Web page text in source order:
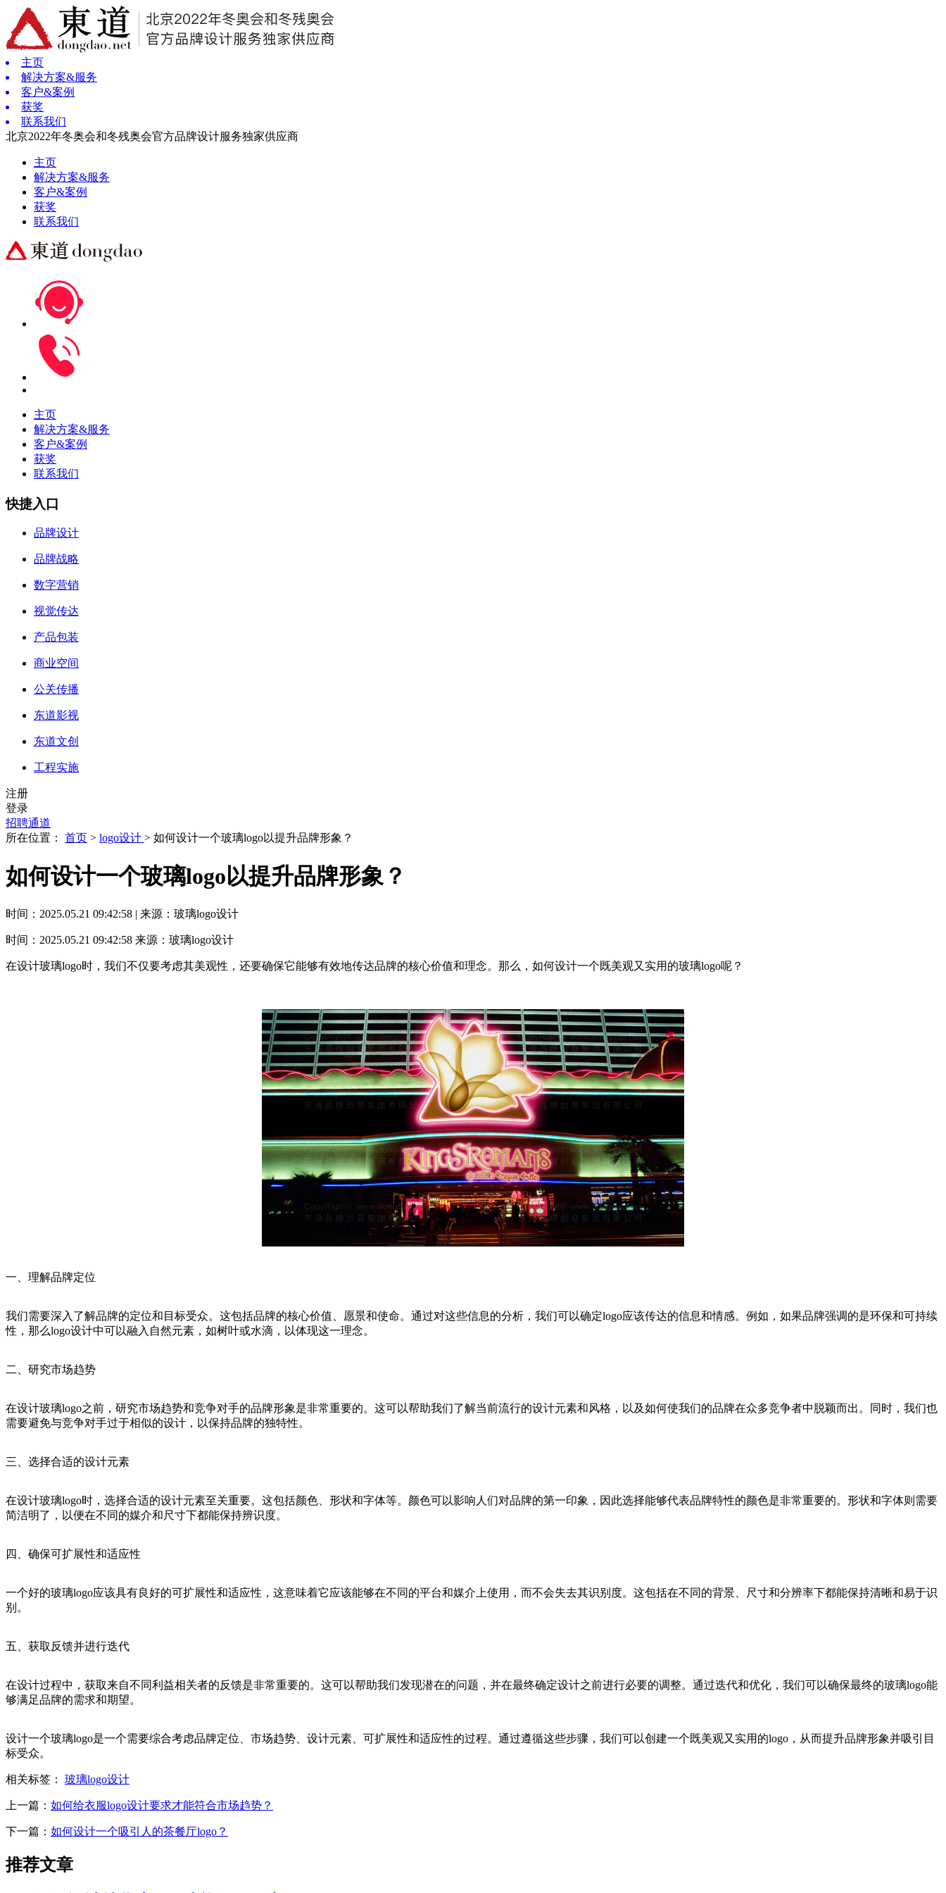
主页
解决方案&服务
客户&案例
获奖
联系我们
北京2022年冬奥会和冬残奥会官方品牌设计服务独家供应商
主页
解决方案&服务
客户&案例
获奖
联系我们
主页
解决方案&服务
客户&案例
获奖
联系我们
快捷入口
品牌设计
品牌战略
数字营销
视觉传达
产品包装
商业空间
公关传播
东道影视
东道文创
工程实施
注册
登录
招聘通道
所在位置： 首页 > logo设计 > 如何设计一个玻璃logo以提升品牌形象？
如何设计一个玻璃logo以提升品牌形象？
时间：2025.05.21 09:42:58 | 来源：玻璃logo设计
时间：2025.05.21 09:42:58 来源：玻璃logo设计
在设计玻璃logo时，我们不仅要考虑其美观性，还要确保它能够有效地传达品牌的核心价值和理念。那么，如何设计一个既美观又实用的玻璃logo呢？
一、理解品牌定位
我们需要深入了解品牌的定位和目标受众。这包括品牌的核心价值、愿景和使命。通过对这些信息的分析，我们可以确定logo应该传达的信息和情感。例如，如果品牌强调的是环保和可持续
性，那么logo设计中可以融入自然元素，如树叶或水滴，以体现这一理念。
二、研究市场趋势
在设计玻璃logo之前，研究市场趋势和竞争对手的品牌形象是非常重要的。这可以帮助我们了解当前流行的设计元素和风格，以及如何使我们的品牌在众多竞争者中脱颖而出。同时，我们也
需要避免与竞争对手过于相似的设计，以保持品牌的独特性。
三、选择合适的设计元素
在设计玻璃logo时，选择合适的设计元素至关重要。这包括颜色、形状和字体等。颜色可以影响人们对品牌的第一印象，因此选择能够代表品牌特性的颜色是非常重要的。形状和字体则需要
简洁明了，以便在不同的媒介和尺寸下都能保持辨识度。
四、确保可扩展性和适应性
一个好的玻璃logo应该具有良好的可扩展性和适应性，这意味着它应该能够在不同的平台和媒介上使用，而不会失去其识别度。这包括在不同的背景、尺寸和分辨率下都能保持清晰和易于识
别。
五、获取反馈并进行迭代
在设计过程中，获取来自不同利益相关者的反馈是非常重要的。这可以帮助我们发现潜在的问题，并在最终确定设计之前进行必要的调整。通过迭代和优化，我们可以确保最终的玻璃logo能
够满足品牌的需求和期望。
设计一个玻璃logo是一个需要综合考虑品牌定位、市场趋势、设计元素、可扩展性和适应性的过程。通过遵循这些步骤，我们可以创建一个既美观又实用的logo，从而提升品牌形象并吸引目
标受众。
相关标签： 玻璃logo设计
上一篇： 如何给衣服logo设计要求才能符合市场趋势？
下一篇： 如何设计一个吸引人的茶餐厅logo？
推荐文章